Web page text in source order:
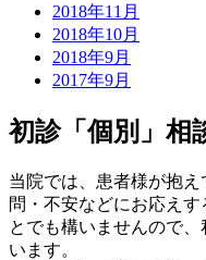
2018年11月
2018年10月
2018年9月
2017年9月
初診「個別」相
当院では、患者様が抱
問・不安などにお応え
とでも構いませんので
います。